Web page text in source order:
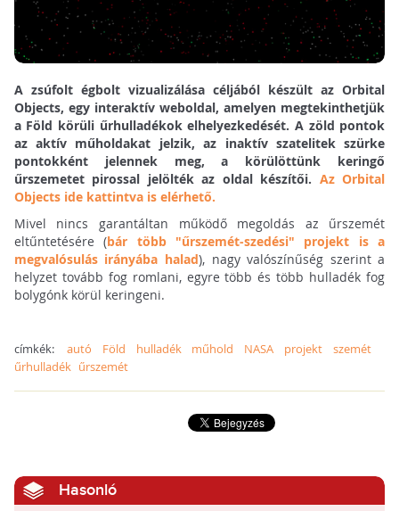
A zsúfolt égbolt vizualizálása céljából készült az Orbital
Objects, egy interaktív weboldal, amelyen megtekinthetjük
a Föld körüli űrhulladékok elhelyezkedését. A zöld pontok
az aktív műholdakat jelzik, az inaktív szatelitek szürke
pontokként jelennek meg, a körülöttünk keringő
űrszemetet pirossal jelölték az oldal készítői. Az Orbital
Objects ide kattintva is elérhető.
Mivel nincs garantáltan működő megoldás az űrszemét
eltűntetésére (bár több "űrszemét-szedési" projekt is a
megvalósulás irányába halad), nagy valószínűség szerint a
helyzet tovább fog romlani, egyre több és több hulladék fog
bolygónk körül keringeni.
címkék: autó Föld hulladék műhold NASA projekt
szemét
űrhulladék űrszemét
Hasonló